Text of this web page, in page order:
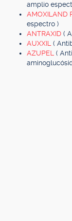
amplio
AMOXILAND
espectro )
ANTRAXID (
AUXXIL (
AZUPEL (